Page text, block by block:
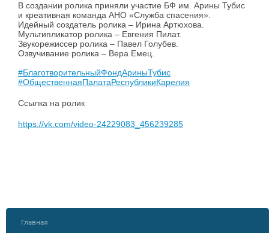
В создании ролика приняли участие БФ им. Арины Тубис
и креативная команда АНО «Служба спасения».
Идейный создатель ролика – Ирина Артюхова.
Мультипликатор ролика – Евгения Пилат.
Звукорежиссер ролика – Павел Голубев.
Озвучивание ролика – Вера Емец.
#БлаготворительныйФондАриныТубис
#ОбщественнаяПалатаРеспубликиКарелия
Ссылка на ролик
https://vk.com/video-24229083_456239285
Главная